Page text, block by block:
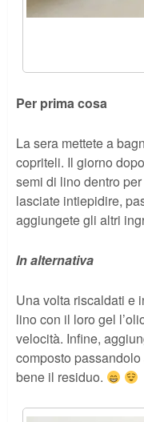
Per prima cosa
La sera mettete a
copriteli. Il giorno
semi di lino dentro
lasciate intiepidire,
aggiungete gli altri
In alternativa
Una volta riscaldati e
lino con il loro gel
velocità. Infine,
composto
bene il residuo.